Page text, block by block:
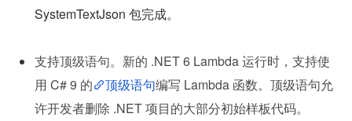
SystemTextJson 包完成。
支持顶级语句。新的 .NET 6 Lambda 运行时，支持使
用 C# 9 的
顶级语句编写 Lambda 函数。顶级语句允
许开发者删除 .NET 项目的大部分初始样板代码。